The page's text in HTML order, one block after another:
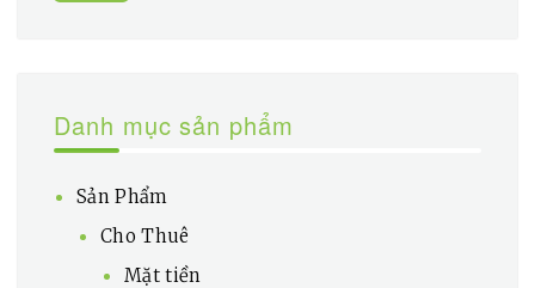
Danh mục sản phẩm
Sản Phẩm
Cho Thuê
Mặt tiền